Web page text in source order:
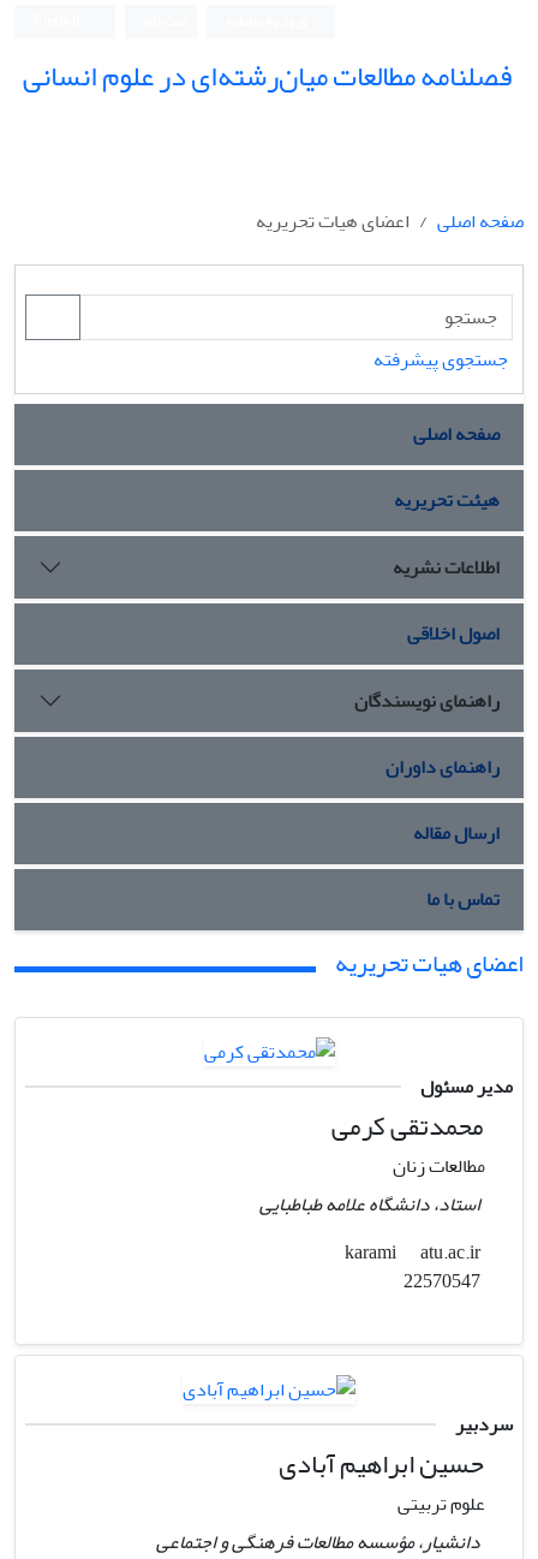
فصلنامه مطالعات میان‌رشته‌ای در علوم انسانی
صفحه اصلی اعضای هیات تحریریه
جستجوی پیشرفته
صفحه اصلی
هیئت تحریریه
اطلاعات نشریه
اصول اخلاقی
راهنمای نویسندگان
راهنمای داوران
ارسال مقاله
تماس با ما
اعضای هیات تحریریه
مدیر مسئول
محمدتقی کرمی
مطالعات زنان
استاد، دانشگاه علامه طباطبایی
karami
atu.ac.ir
سردبیر
حسین ابراهیم آبادی
علوم تربیتی
دانشیار، مؤسسه مطالعات فرهنگی و اجتماعی